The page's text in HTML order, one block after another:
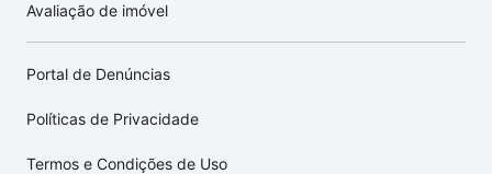
Avaliação de imóvel
Portal de Denúncias
Políticas de Privacidade
Termos e Condições de Uso